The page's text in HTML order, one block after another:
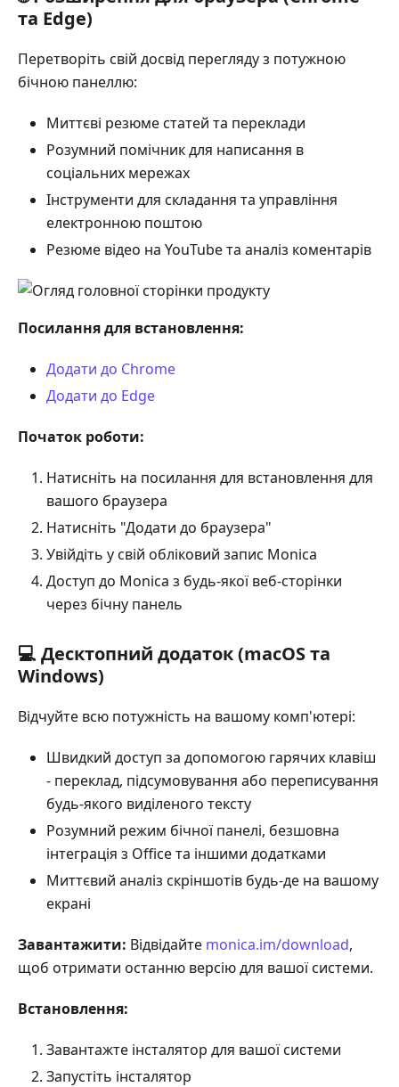
та Edge)
Перетворіть свій досвід перегляду з потужною
бічною панеллю:
Миттєві резюме статей та переклади
Розумний помічник для написання в
соціальних мережах
Інструменти для складання та управління
електронною поштою
Резюме відео на YouTube та аналіз коментарів
Посилання для встановлення:
Додати до Chrome
Додати до Edge
Початок роботи:
Натисніть на посилання для встановлення для
вашого браузера
Натисніть "Додати до браузера"
Увійдіть у свій обліковий запис Monica
Доступ до Monica з будь-якої веб-сторінки
через бічну панель
💻 Десктопний додаток (macOS та
Windows)
Відчуйте всю потужність на вашому комп'ютері:
Швидкий доступ за допомогою гарячих клавіш
- переклад, підсумовування або переписування
будь-якого виділеного тексту
Розумний режим бічної панелі, безшовна
інтеграція з Office та іншими додатками
Миттєвий аналіз скріншотів будь-де на вашому
екрані
Завантажити: Відвідайте monica.im/download,
щоб отримати останню версію для вашої системи.
Встановлення:
Завантажте інсталятор для вашої системи
Запустіть інсталятор